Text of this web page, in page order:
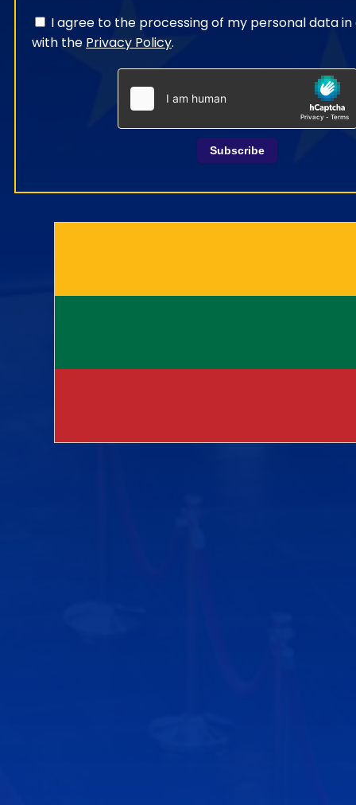
I agree to the processing of my personal data
with the Privacy Policy.
Subscribe